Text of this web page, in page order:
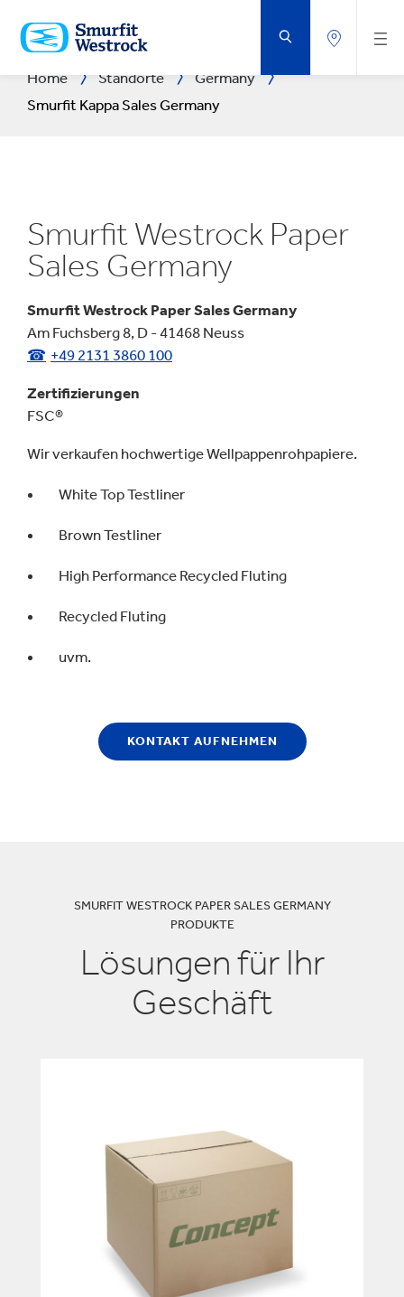
HAUPTINHALT
SPRINGEN
Home Standorte
Germany
Smurfit Kappa Sales Germany
Smurfit Westrock Paper
Sales Germany
Smurfit Westrock Paper Sales Germany
Am Fuchsberg 8, D - 41468 Neuss
+49 2131 3860 100
Zertifizierungen
FSC®
Wir verkaufen hochwertige Wellpappenrohpapiere.
White Top Testliner
Brown Testliner
High Performance Recycled Fluting
Recycled Fluting
uvm.
KONTAKT AUFNEHMEN
SMURFIT WESTROCK PAPER SALES GERMANY
PRODUKTE
Lösungen für Ihr
Geschäft